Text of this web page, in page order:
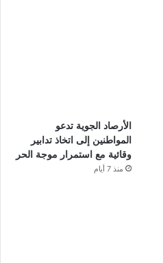
الأرصاد الجوية تدعو
المواطنين إلى اتخاذ تدابير
وقائية مع استمرار موجة الحر
منذ 7 أيام